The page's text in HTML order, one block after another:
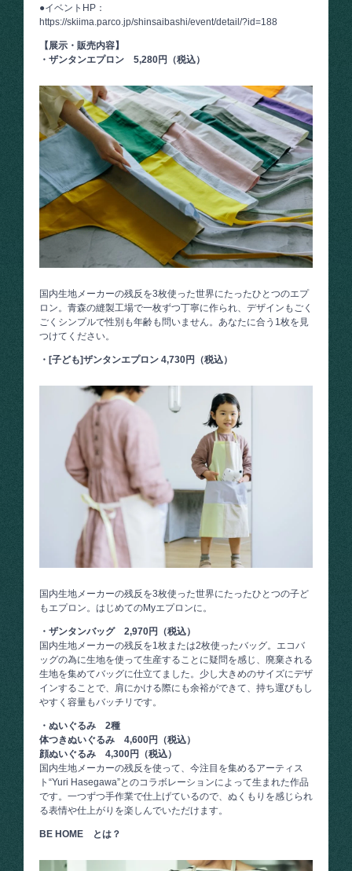
●イベントHP：
https://skiima.parco.jp/shinsaibashi/event/detail/?id=188
【展示・販売内容】
・ザンタンエプロン 5,280円（税込）
国内生地メーカーの残反を3枚使った世界にたったひとつのエプ
ロン。青森の縫製工場で一枚ずつ丁寧に作られ、デザインもごく
ごくシンプルで性別も年齢も問いません。あなたに合う1枚を見
つけてください。
・[子ども]ザンタンエプロン 4,730円（税込）
国内生地メーカーの残反を3枚使った世界にたったひとつの子ど
もエプロン。はじめてのMyエプロンに。
・ザンタンバッグ 2,970円（税込）
国内生地メーカーの残反を1枚または2枚使ったバッグ。エコバ
ッグの為に生地を使って生産することに疑問を感じ、廃棄される
生地を集めてバッグに仕立てました。少し大きめのサイズにデザ
インすることで、肩にかける際にも余裕ができて、持ち運びもし
やすく容量もバッチリです。
・ぬいぐるみ 2種
体つきぬいぐるみ 4,600円（税込）
顔ぬいぐるみ 4,300円（税込）
国内生地メーカーの残反を使って、今注目を集めるアーティス
ト“Yuri Hasegawa”とのコラボレーションによって生まれた作品
です。一つずつ手作業で仕上げているので、ぬくもりを感じられ
る表情や仕上がりを楽しんでいただけます。
BE HOME とは？